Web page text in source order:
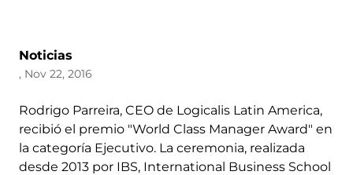
Noticias
, Nov 22, 2016
Rodrigo Parreira, CEO de Logicalis Latin America,
recibió el premio "World Class Manager Award" en
la categoría Ejecutivo. La ceremonia, realizada
desde 2013 por IBS, International Business School